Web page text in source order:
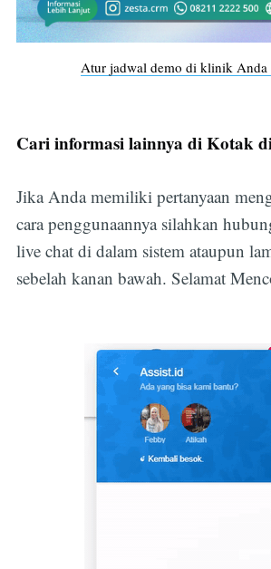
Atur jadwal demo di klinik Anda
Cari informasi lainnya di Kotak
Jika Anda memiliki pertanyaan
cara penggunaannya silahkan
live chat di dalam sistem ataupun
sebelah kanan bawah. Selamat